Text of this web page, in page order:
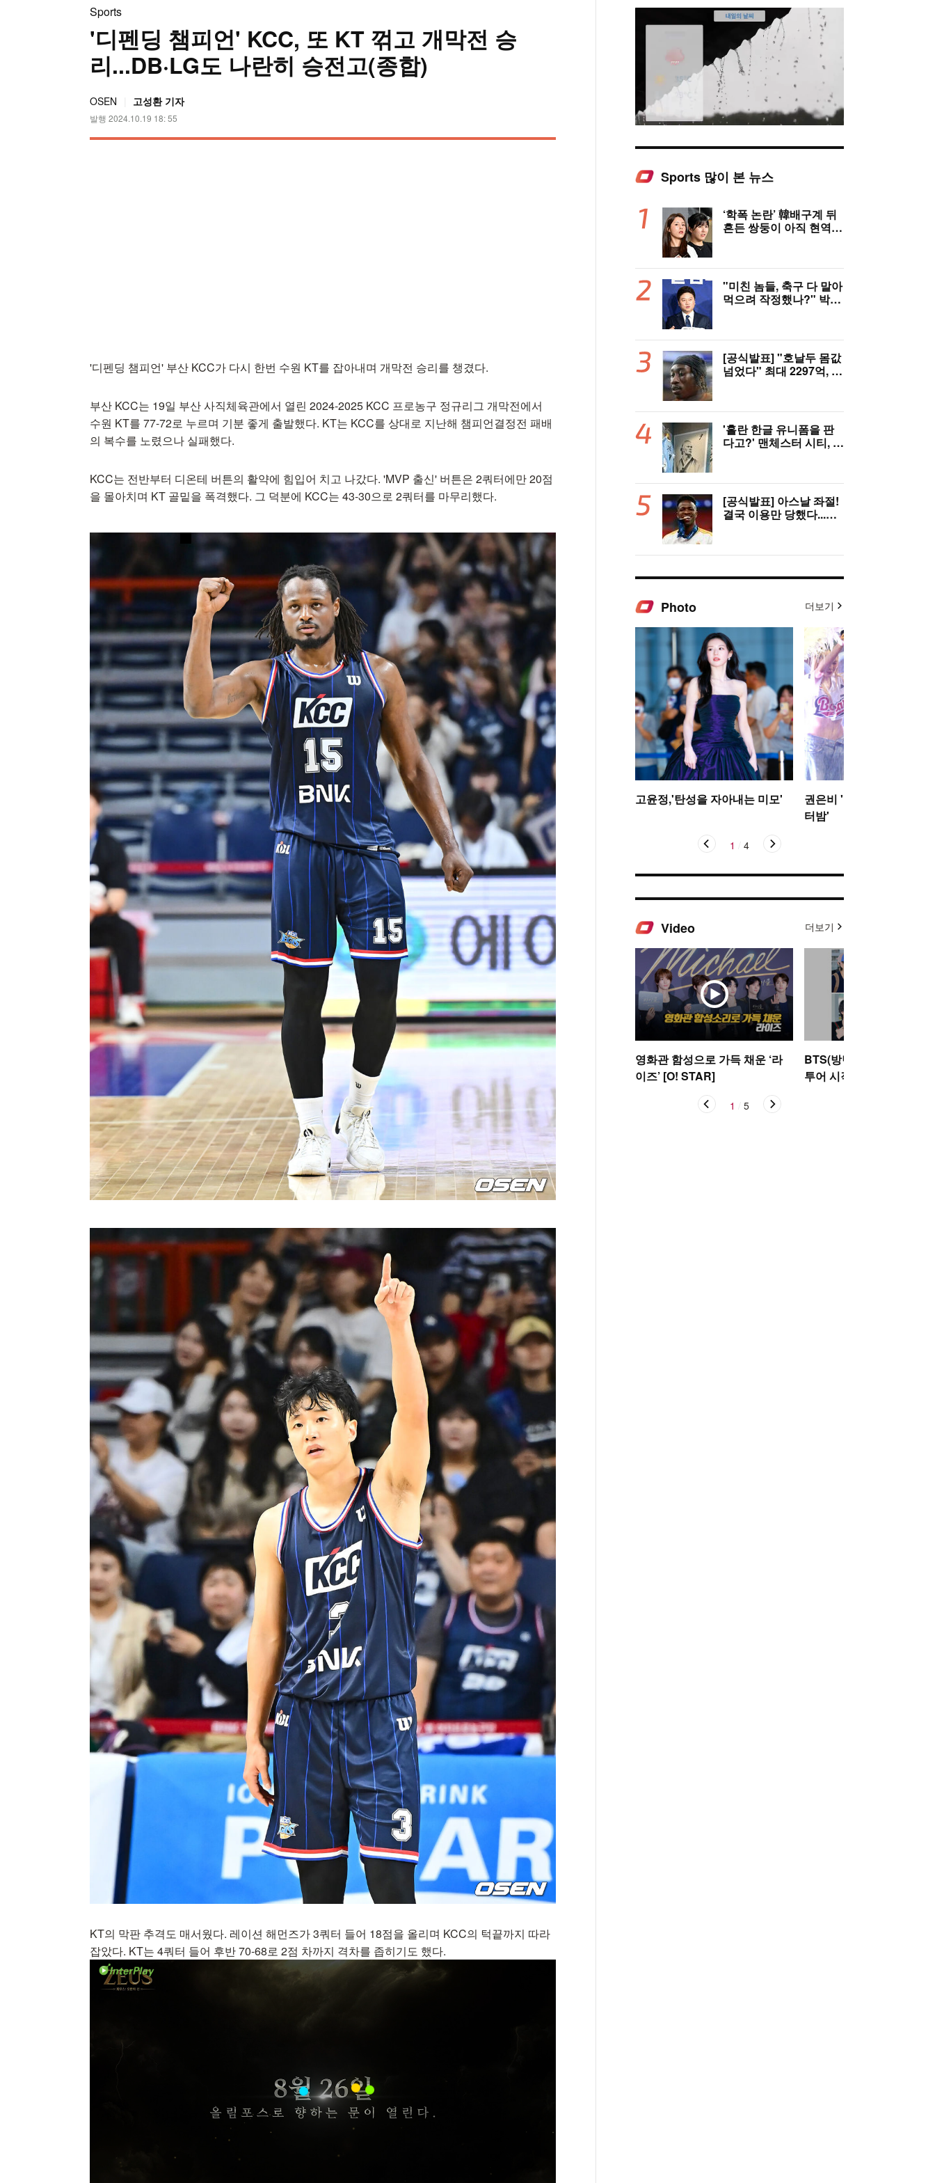
Sports
'디펜딩 챔피언' KCC, 또 KT 꺾고 개막전 승
리...DB·LG도 나란히 승전고(종합)
OSEN 고성환 기자
발행 2024.10.19 18: 55
'디펜딩 챔피언' 부산 KCC가 다시 한번 수원 KT를 잡아내며 개막전 승리를 챙겼다.
부산 KCC는 19일 부산 사직체육관에서 열린 2024-2025 KCC 프로농구 정규리그 개막전에서
수원 KT를 77-72로 누르며 기분 좋게 출발했다. KT는 KCC를 상대로 지난해 챔피언결정전 패배
의 복수를 노렸으나 실패했다.
KCC는 전반부터 디온테 버튼의 활약에 힘입어 치고 나갔다. 'MVP 출신' 버튼은 2쿼터에만 20점
을 몰아치며 KT 골밑을 폭격했다. 그 덕분에 KCC는 43-30으로 2쿼터를 마무리했다.
KT의 막판 추격도 매서웠다. 레이션 해먼즈가 3쿼터 들어 18점을 올리며 KCC의 턱끝까지 따라
잡았다. KT는 4쿼터 들어 후반 70-68로 2점 차까지 격차를 좁히기도 했다.
Sports 많이 본 뉴스
‘학폭 논란’ 韓배구계 뒤
흔든 쌍둥이 아직 현역이
정
"미친 놈들, 축구 다 말아
먹으려 작정했나?" 박문
"국제적 망신, 국제 문제
될 수도"
[공식발표] "호날두 몸값
넘었다" 최대 2297억, 초
다..."구단 역사상 가장
비싼 영입"
'홀란 한글 유니폼을 판
다고?' 맨체스터 시티, 팝
[공식발표] 아스날 좌절!
결국 이용만 당했다...비
적 잔류 "2032년까지 재
Photo 더보기
고윤정,'탄성을 자아내는 미모'
권은비 '야구장 더위 날리
터밤'
1 4
Video 더보기
영화관 함성으로 가득 채운 ‘라
이즈’ [O! STAR]
BTS(방탄소년단), 아리랑
투어 시작 [O! STAR]
1 5